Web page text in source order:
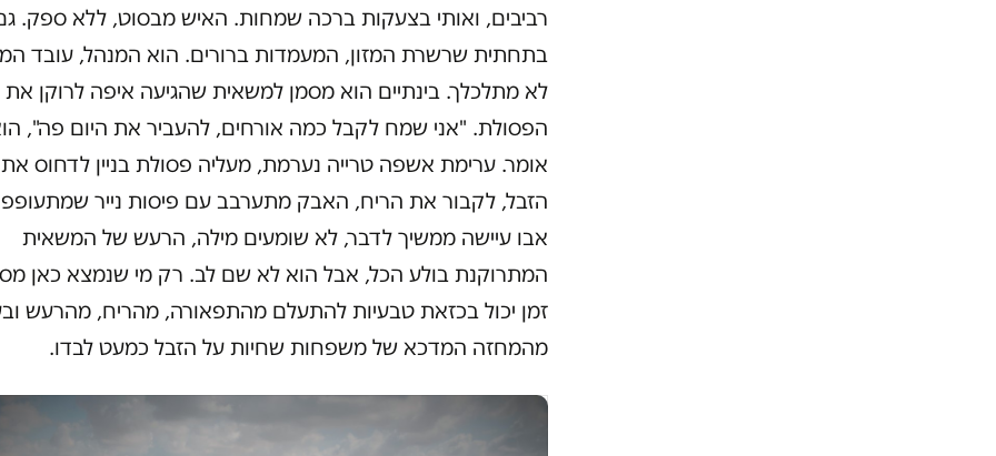
רביבים, ואותי בצעקות ברכה שמחות. האיש מבסוט, ללא ספק.
בתחתית שרשרת המזון, המעמדות ברורים. הוא המנהל, עובד
לא מתלכלך. בינתיים הוא מסמן למשאית שהגיעה איפה לרוקן את
הפסולת. "אני שמח לקבל כמה אורחים, להעביר את היום פה",
אומר. ערימת אשפה טרייה נערמת, מעליה פסולת בניין לדחוס את
הזבל, לקבור את הריח, האבק מתערבב עם פיסות נייר
אבו עיישה ממשיך לדבר, לא שומעים מילה, הרעש של המשאית
המתרוקנת בולע הכל, אבל הוא לא שם לב. רק מי שנמצא כאן
זמן יכול בכזאת טבעיות להתעלם מהתפאורה, מהריח, מהרעש
מהמחזה המדכא של משפחות שחיות על הזבל כמעט לבדו.